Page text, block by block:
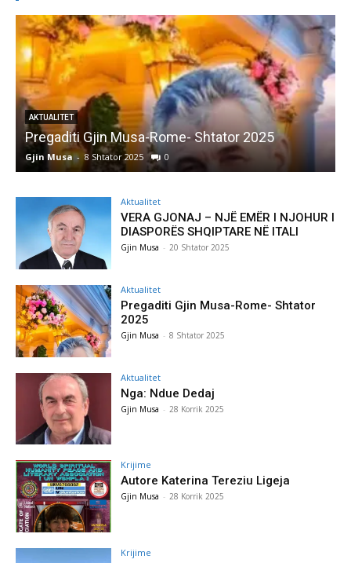
AKTUALITET
Pregaditi Gjin Musa-Rome- Shtator 2025
Gjin Musa - 8 Shtator 2025 0
Aktualitet
VERA GJONAJ – NJË EMËR I NJOHUR I
DIASPORËS SHQIPTARE NË ITALI
Gjin Musa - 20 Shtator 2025
Aktualitet
Pregaditi Gjin Musa-Rome- Shtator
2025
Gjin Musa - 8 Shtator 2025
Aktualitet
Nga: Ndue Dedaj
Gjin Musa - 28 Korrik 2025
Krijime
Autore Katerina Tereziu Ligeja
Gjin Musa - 28 Korrik 2025
Krijime